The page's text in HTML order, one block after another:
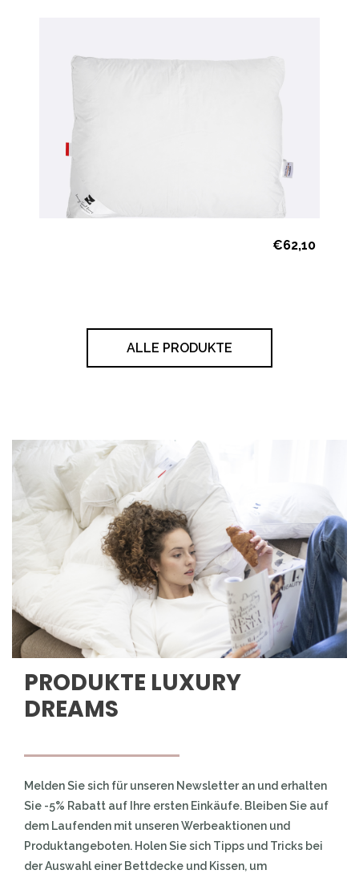
€62,10
ALLE PRODUKTE
PRODUKTE LUXURY
DREAMS
Melden Sie sich für unseren Newsletter an und erhalten
Sie -5% Rabatt auf Ihre ersten Einkäufe. Bleiben Sie auf
dem Laufenden mit unseren Werbeaktionen und
Produktangeboten. Holen Sie sich Tipps und Tricks bei
der Auswahl einer Bettdecke und Kissen, um